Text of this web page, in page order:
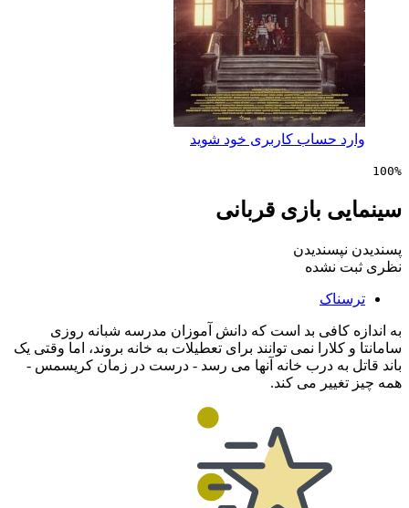
حساب کاربری خود شوید
بازی قربانی
نشده
کافی بد است که دانش آموزان مدرسه شبانه روزی
نمی توانند برای تعطیلات به خانه بروند، اما وقتی یک
به درب خانه آنها می رسد - درست در زمان کریسمس -
می کند.